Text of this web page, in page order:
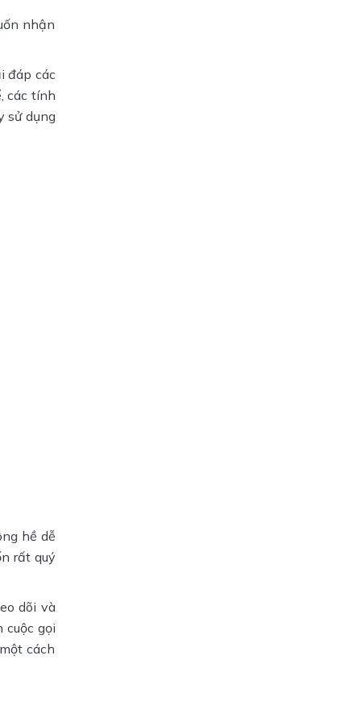
nhận
đáp các
các tính
sử dụng
hề dễ
rất quý
dõi và
gọi
cách